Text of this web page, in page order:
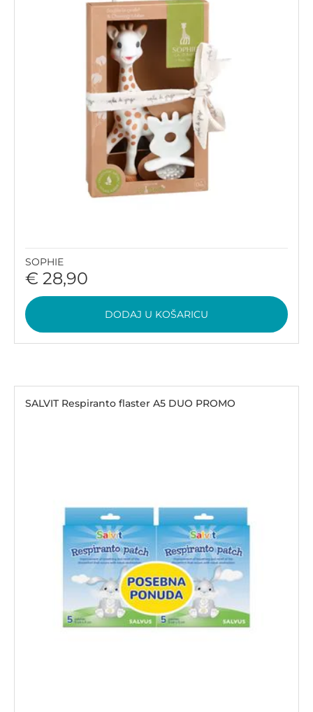
SOPHIE
€ 28,90
DODAJ U KOŠARICU
SALVIT Respiranto flaster A5 DUO PROMO